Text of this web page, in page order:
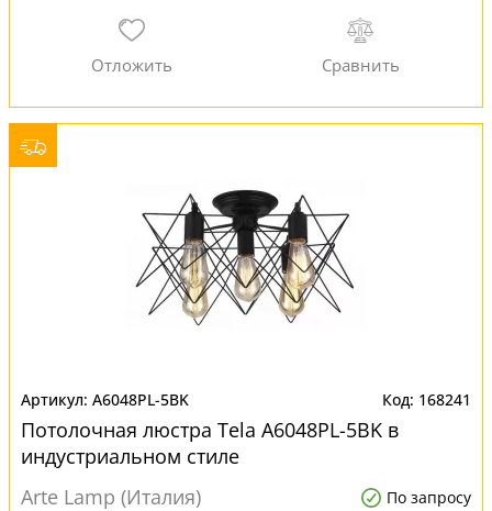
A6048PL-5BK 168241
Потолочная люстра Tela A6048PL-5BK в
индустриальном стиле
Arte Lamp (Италия)
По запросу